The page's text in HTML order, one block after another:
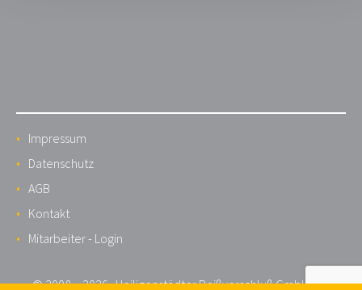
Impressum
Datenschutz
AGB
Kontakt
Mitarbeiter - Login
© 2008 – 2026 · Heiligenstädter Reißverschluß GmbH Co. KG